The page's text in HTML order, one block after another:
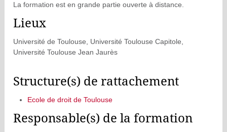
La formation est en grande partie ouverte à distance.
Lieux
Université de Toulouse, Université Toulouse Capitole,
Université Toulouse Jean Jaurès
Structure(s) de rattachement
Ecole de droit de Toulouse
Responsable(s) de la formation